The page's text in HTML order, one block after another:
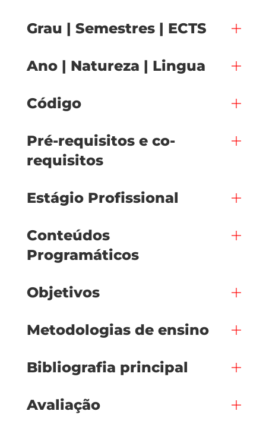
Grau | Semestres | ECTS
Ano | Natureza | Lingua
Código
Pré-requisitos e co-
requisitos
Estágio Profissional
Conteúdos
Programáticos
Objetivos
Metodologias de ensino
Bibliografia principal
Avaliação